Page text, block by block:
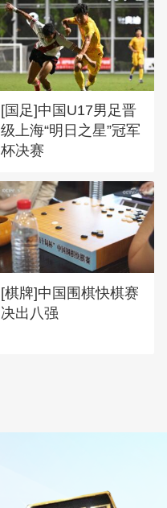
[国足]中国U17男足晋
级上海“明日之星”冠军
杯决赛
[棋牌]中国围棋快棋赛
决出八强